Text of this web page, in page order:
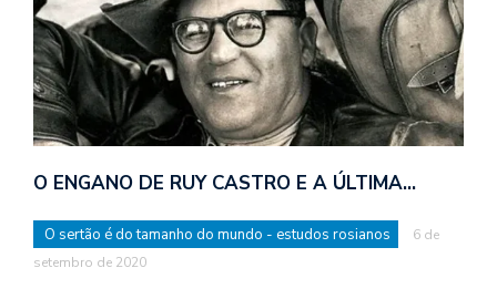
O ENGANO DE RUY CASTRO E A ÚLTIMA…
O sertão é do tamanho do mundo - estudos rosianos
6 de
setembro de 2020